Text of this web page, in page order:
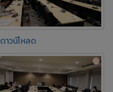
ดาวน์โหลด